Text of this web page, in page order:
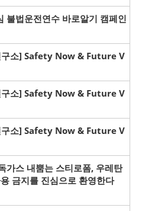
불법운전연수 바로알기 캠페인
구소] Safety Now & Future V
구소] Safety Now & Future V
구소] Safety Now & Future V
가스 내뿜는 스티로폼, 우레탄
금지를 진심으로 환영한다